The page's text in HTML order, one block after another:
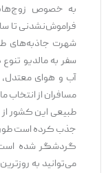
به خصوص
فراموش‌نشدنی تا
شهرت جاذبه‌های
سفر به مالدیو
آب و هوای معتدل،
مسافران از انتخاب
طبیعی این کشور
جذب کرده است طوری
گردشگر شده است.
می‌توانید به